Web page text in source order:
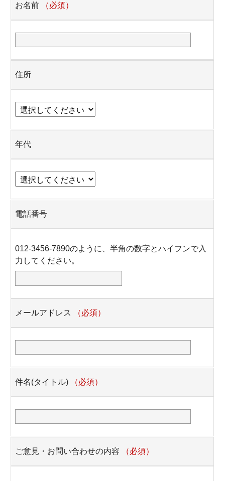
お名前 （必須）
住所
年代
電話番号
012-3456-7890のように、半角の数字とハイフンで入
力してください。
メールアドレス （必須）
件名(タイトル) （必須）
ご意見・お問い合わせの内容 （必須）